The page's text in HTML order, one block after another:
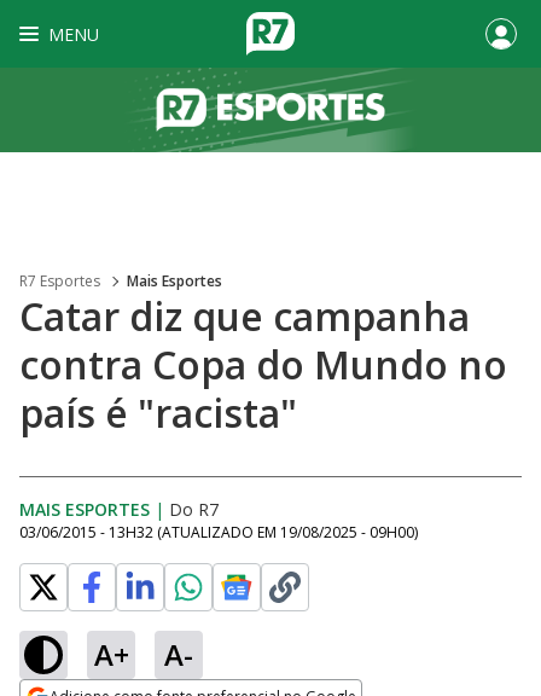
MENU
R7 Esportes Mais Esportes
Catar diz que campanha
contra Copa do Mundo no
país é "racista"
MAIS ESPORTES | Do R7
03/06/2015 - 13H32 (ATUALIZADO EM 19/08/2025 - 09H00)
A+ A-